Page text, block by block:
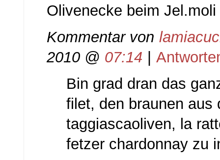
Olivenecke beim
Kommentar von
2010 @ 07:14
Bin grad dran das
filet, den braunen aus
taggiascaoliven, la
fetzer chardonnay zu